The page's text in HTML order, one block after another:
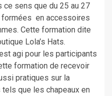
ce sens que du 25 au 27
formées en accessoires
Cette formation dite
Lola’s Hats.
agi pour les participants
formation de recevoir
pratiques sur la
que les chapeaux en